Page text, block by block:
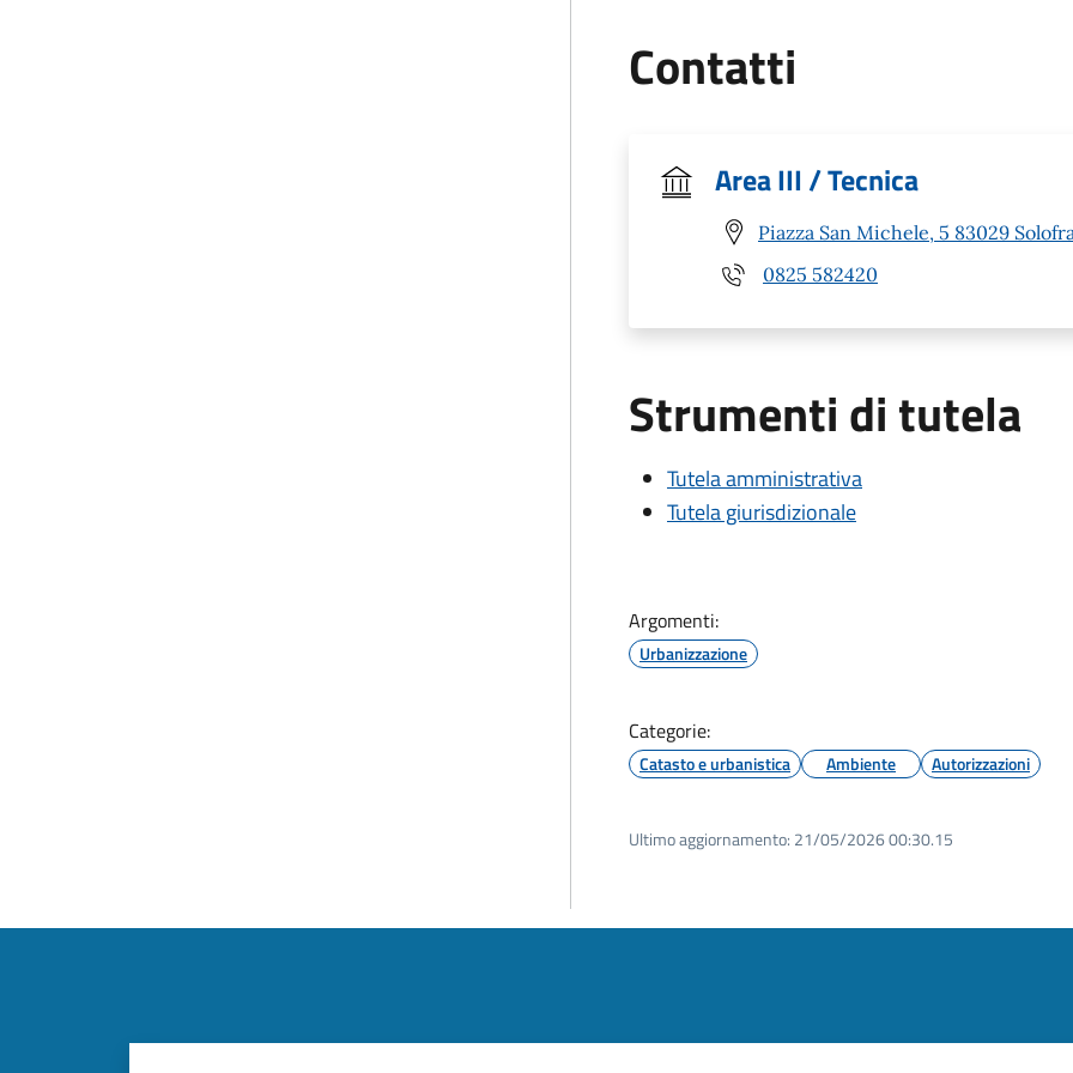
Contatti
Area III / Tecnica
Piazza San Michele, 5 83029
0825 582420
Strumenti di tutela
Tutela amministrativa
Tutela giurisdizionale
Argomenti:
Urbanizzazione
Categorie:
Catasto e urbanistica Ambiente Autorizzazioni
Ultimo aggiornamento: 21/05/2026 00:30.15